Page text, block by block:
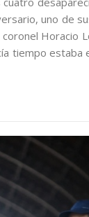
uno de
Horacio
tiempo estaba